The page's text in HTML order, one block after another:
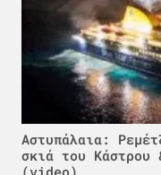
Αστυπάλαια:
σκιά του Κάστρου